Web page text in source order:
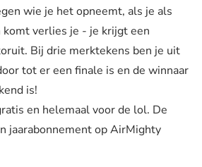
wie je het opneemt, als je als
verlies je - je krijgt een
Bij drie merktekens ben je uit
tot er een finale is en de winnaar
is!
en helemaal voor de lol. De
jaarabonnement op AirMighty